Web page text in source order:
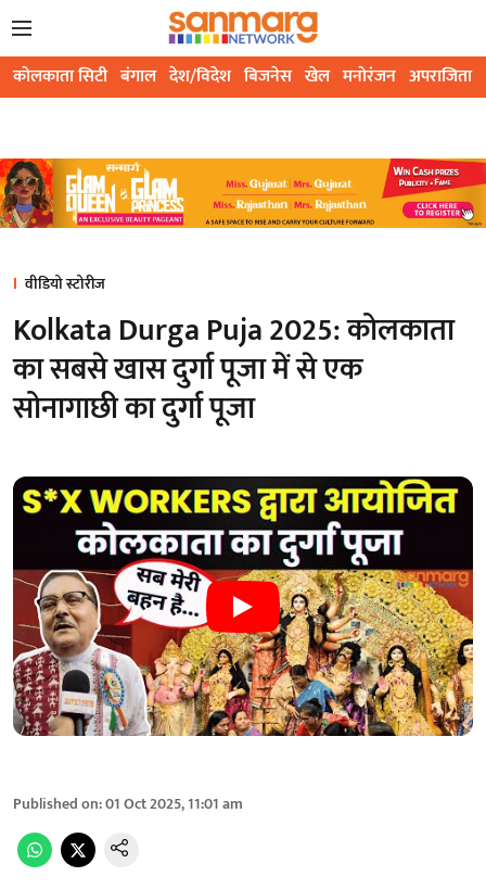
कोलकाता सिटी बंगाल देश/विदेश बिजनेस खेल मनोरंजन अपराजिता
वीडियो स्टोरीज
Kolkata Durga Puja 2025: कोलकाता
का सबसे खास दुर्गा पूजा में से एक
सोनागाछी का दुर्गा पूजा
Published on:01 Oct 2025, 11:01 am